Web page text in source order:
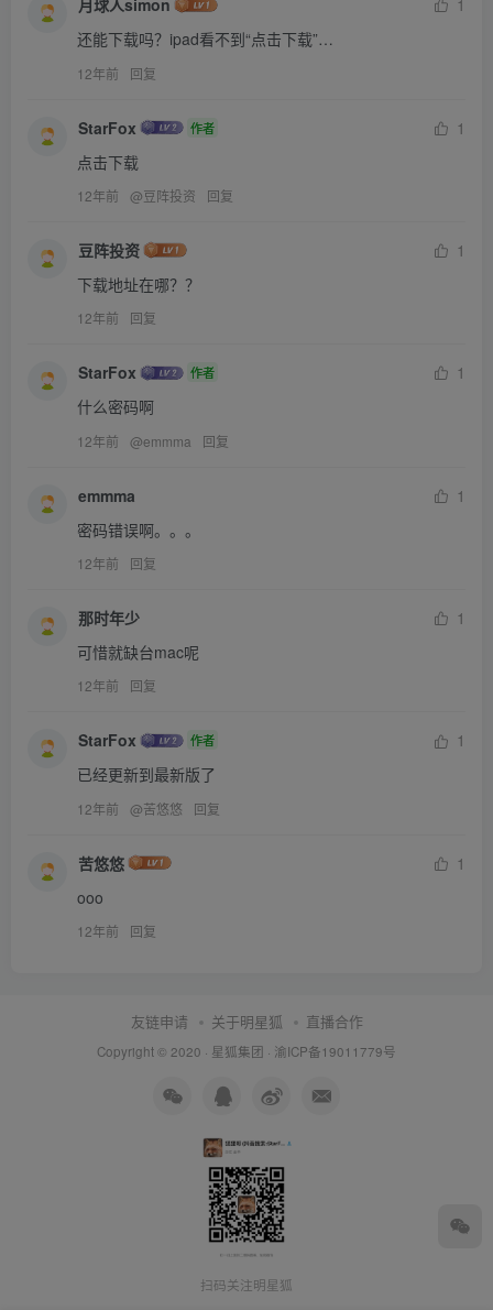
月球人simon
1
还能下载吗？ipad看不到“点击下载”…
12年前 回复
StarFox 作者
1
点击下载
12年前 @豆阵投资 回复
豆阵投资
1
下载地址在哪？？
12年前 回复
StarFox 作者
1
什么密码啊
12年前 @emmma 回复
emmma
1
密码错误啊。。。
12年前 回复
那时年少
1
可惜就缺台mac呢
12年前 回复
StarFox 作者
1
已经更新到最新版了
12年前 @苦悠悠 回复
苦悠悠
1
ooo
12年前 回复
友链申请 关于明星狐 直播合作
Copyright © 2020 · 星狐集团 · 渝ICP备19011779号
扫码关注明星狐